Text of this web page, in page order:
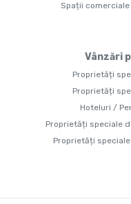
Spații
Vânzări
Proprietăți
Proprietăți
Hoteluri /
Proprietăți speciale
Proprietăți